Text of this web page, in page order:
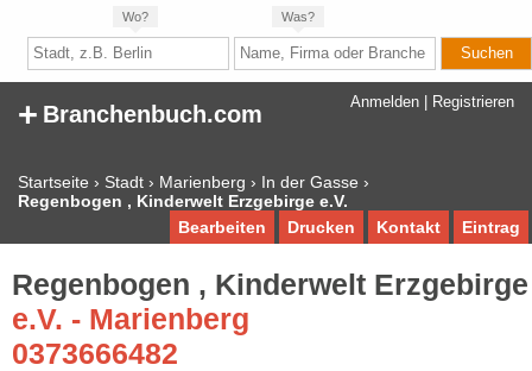
Wo? Was?
Anmelden Registrieren
+ Branchenbuch.com
Startseite › Stadt › Marienberg › In der Gasse ›
Regenbogen , Kinderwelt Erzgebirge e.V.
Eintrag
Kontakt
Drucken
Bearbeiten
Regenbogen , Kinderwelt Erzgebirge
e.V. - Marienberg
0373666482